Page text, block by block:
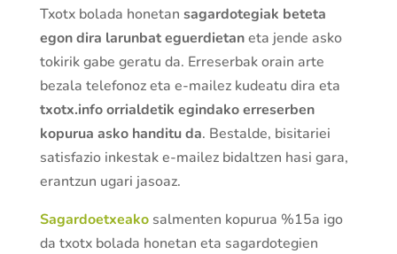
Txotx bolada honetan sagardotegiak beteta
egon dira larunbat eguerdietaneta jende asko
tokirik gabe geratu da. Erreserbak orain arte
bezala telefonoz eta e-mailez kudeatu dira eta
txotx.info orrialdetik egindako erreserben
kopurua asko handitu da. Bestalde, bisitariei
satisfazio inkestak e-mailez bidaltzen hasi gara,
erantzun ugari jasoaz.
Sagardoetxeako salmenten kopurua %15a igo
da txotx bolada honetan eta sagardotegien